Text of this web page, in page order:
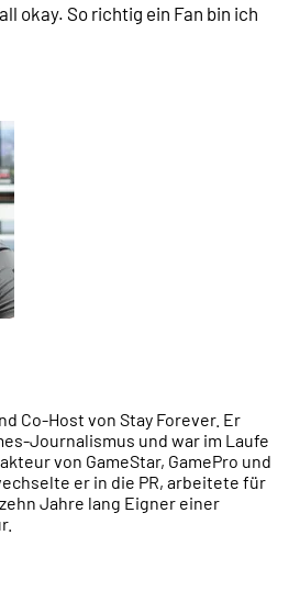
okay. So richtig ein Fan bin ich
Co-Host von Stay Forever. Er
Journalismus und war im Laufe
von GameStar, GamePro und
er in die PR, arbeitete für
Jahre lang Eigner einer